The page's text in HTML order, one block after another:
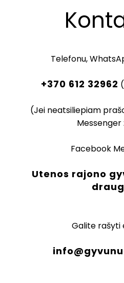
Telefonu,
+370 612 32962
(Jei neatsiliepiam
Messenger
Facebook
Utenos rajono
Galite rašyti